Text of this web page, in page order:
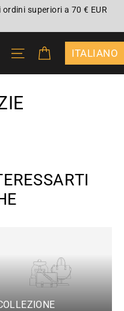
superiori a 70 € EUR
CERCA NAVIGAZIONE DEL
CARRELLO